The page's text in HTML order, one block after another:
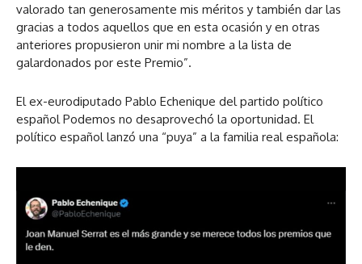
valorado tan generosamente mis méritos y también dar las
gracias a todos aquellos que en esta ocasión y en otras
anteriores propusieron unir mi nombre a la lista de
galardonados por este Premio”.
El ex-eurodiputado Pablo Echenique del partido político
español Podemos no desaprovechó la oportunidad. El
político español lanzó una “puya” a la familia real española: